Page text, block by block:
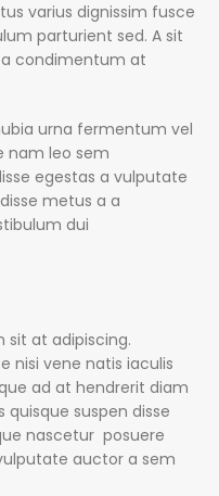
varius dignissim fusce
parturient sed. A sit
condimentum at
urna fermentum vel
nam leo sem
egestas a vulputate
metus a a
dui
sit at adipiscing.
nisi vene natis iaculis
ad at hendrerit diam
suspen disse
nascetur posuere
auctor a sem